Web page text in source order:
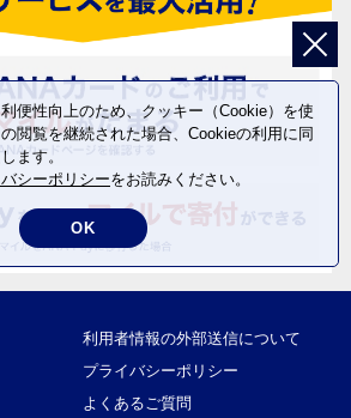
利用者情報の外部送信について
プライバシーポリシー
よくあるご質問
便性向上のため、クッキー（Cookie）を使
閲覧を継続された場合、Cookieの利用に同
ます。
シーポリシーをお読みください。
OK